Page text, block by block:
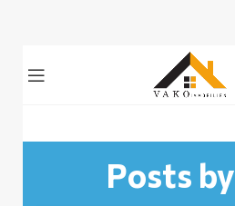
Posts by